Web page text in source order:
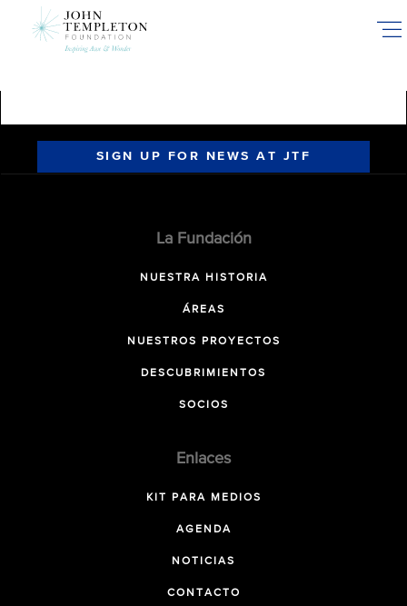
SIGN UP FOR NEWS AT JTF
La Fundación
NUESTRA HISTORIA
ÁREAS
NUESTROS PROYECTOS
DESCUBRIMIENTOS
SOCIOS
Enlaces
KIT PARA MEDIOS
AGENDA
NOTICIAS
CONTACTO